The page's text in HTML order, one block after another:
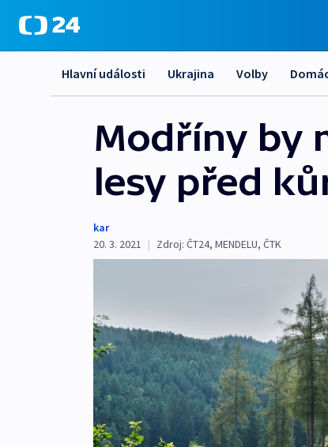
Hlavní události Ukrajina Volby
Modříny by
lesy před
kar
20. 3. 2021 | Zdroj: ČT24, MENDELU, ČTK